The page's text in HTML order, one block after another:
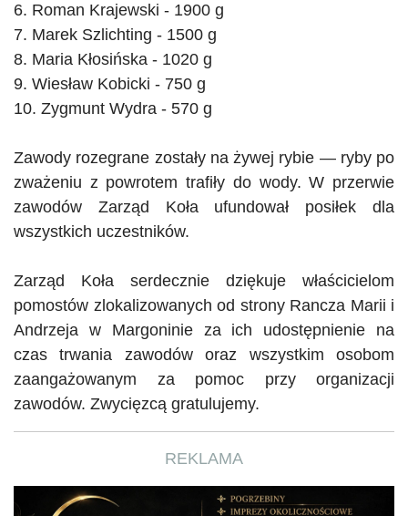
6. Roman Krajewski - 1900 g
7. Marek Szlichting - 1500 g
8. Maria Kłosińska - 1020 g
9. Wiesław Kobicki - 750 g
10. Zygmunt Wydra - 570 g
Zawody rozegrane zostały na żywej rybie — ryby po
zważeniu z powrotem trafiły do wody. W przerwie
zawodów Zarząd Koła ufundował posiłek dla
wszystkich uczestników.
Zarząd Koła serdecznie dziękuje właścicielom
pomostów zlokalizowanych od strony Rancza Marii i
Andrzeja w Margoninie za ich udostępnienie na
czas trwania zawodów oraz wszystkim osobom
zaangażowanym za pomoc przy organizacji
zawodów. Zwycięzcą gratulujemy.
REKLAMA